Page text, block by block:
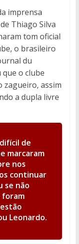
imprensa
Thiago Silva
tom oficial
o brasileiro
du
o clube
zagueiro, assim
a dupla livre
de
marcaram
nos
continuar
se não
foram
Leonardo.